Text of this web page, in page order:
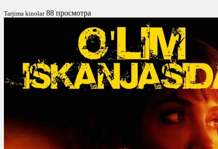
Tarjima kinolar 88 просмотра